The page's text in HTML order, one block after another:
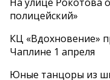
полицейский»
КЦ «Вдохновение»
Чаплине 1 апреля
Юные танцоры из